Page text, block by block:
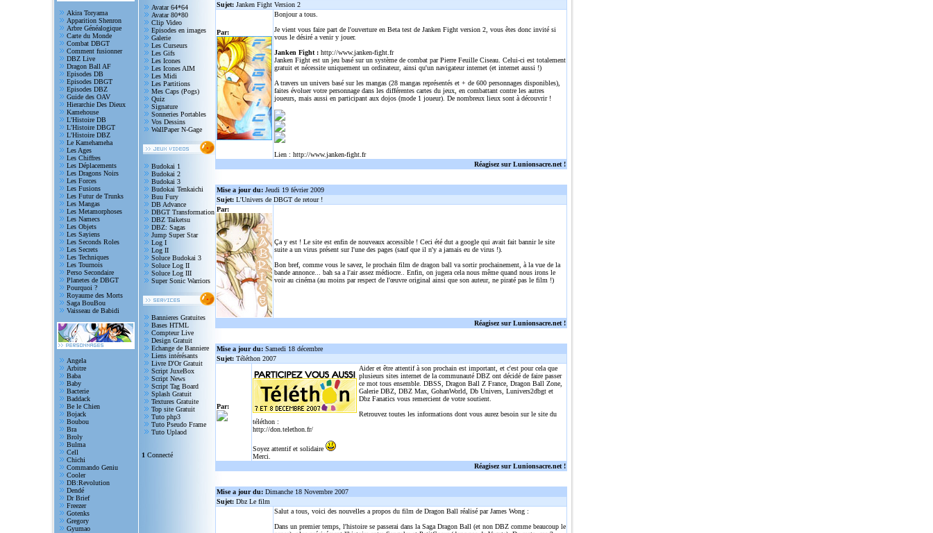
Akira Toryama
Apparition Shenron
Arbre Généalogique
Carte du Monde
Combat DBGT
Comment fusionner
DBZ Live
Dragon Ball AF
Episodes DB
Episodes DBGT
Episodes DBZ
Guide des OAV
Hierarchie Des Dieux
Kamehouse
L'Histoire DB
L'Histoire DBGT
L'Histoire DBZ
Le Kamehameha
Les Ages
Les Chiffres
Les Déplacements
Les Dragons Noirs
Les Forces
Les Fusions
Les Futur de Trunks
Les Mangas
Les Metamorphoses
Les Namecs
Les Objets
Les Sayiens
Les Seconds Roles
Les Secrets
Les Techniques
Les Tournois
Perso Secondaire
Planetes de DBGT
Pourquoi ?
Royaume des Morts
Saga BouBou
Vaisseau de Babidi
Angela
Arbitre
Baba
Baby
Bacterie
Baddack
Be le Chien
Bojack
Boubou
Bra
Broly
Bulma
Cell
Chichi
Commando Geniu
Cooler
DB:Revolution
Dendé
Dr Brief
Freezer
Gotenks
Gregory
Gyumao
Avatar 64*64
Avatar 80*80
Clip Video
Episodes en images
Galerie
Les Curseurs
Les Gifs
Les Icones
Les Icones AIM
Les Midi
Les Partitions
Mes Caps (Pogs)
Quiz
Signature
Sonneries Portables
Vos Dessins
WallPaper N-Gage
Budokai 1
Budokai 2
Budokai 3
Budokai Tenkaichi
Buu Fury
DB Advance
DBGT Transformation
DBZ Taiketsu
DBZ: Sagas
Jump Super Star
Log I
Log II
Soluce Budokai 3
Soluce Log II
Soluce Log III
Super Sonic Warriors
Bannieres Gratuites
Bases HTML
Compteur Live
Design Gratuit
Echange de Banniere
Liens intérésants
Livre D'Or Gratuit
Script JuxeBox
Script News
Script Tag Board
Splash Gratuit
Textures Gratuite
Top site Gratuit
Tuto php3
Tuto Pseudo Frame
Tuto Uplaod
1 Connecté
Sujet: Janken Fight Version 2
Par:
Bonjour a tous.
Je vient vous faire part de l'ouverture en Beta test de Janken Fight version 2, vous êtes donc invité si
vous le désiré a venir y jouer.
Janken Fight : http://www.janken-fight.fr
Janken Fight est un jeu basé sur un système de combat par Pierre Feuille Ciseau. Celui-ci est totalement
gratuit et nécessite uniquement un ordinateur, ainsi qu'un navigateur internet (et internet aussi !)
A travers un univers basé sur les mangas (28 mangas représentés et + de 600 personnages disponibles),
faites évoluer votre personnage dans les différentes cartes du jeux, en combattant contre les autres
joueurs, mais aussi en participant aux dojos (mode 1 joueur). De nombreux lieux sont à découvrir !
Lien : http://www.janken-fight.fr
Réagisez sur Lunionsacre.net !
Mise a jour du: Jeudi 19 février 2009
Sujet: L'Univers de DBGT de retour !
Par:
Ça y est ! Le site est enfin de nouveaux accessible ! Ceci été dut a google qui avait fait bannir le site
suite a un virus présent sur l'une des pages (sauf que il n'y a jamais eu de virus !).
Bon bref, comme vous le savez, le prochain film de dragon ball va sortir prochainement, à la vue de la
bande annonce... bah sa a l'air assez médiocre.. Enfin, on jugera cela nous même quand nous irons le
voir au cinéma (au moins par respect de l'œuvre original ainsi que son auteur, ne piraté pas le film !)
Réagisez sur Lunionsacre.net !
Mise a jour du: Samedi 18 décembre
Sujet: Téléthon 2007
Par:
Aider et être attentif à son prochain est important, et c'est pour cela que
plusieurs sites internet de la communauté DBZ ont décidé de faire passer
ce mot tous ensemble. DBSS, Dragon Ball Z France, Dragon Ball Zone,
Galerie DBZ, DBZ Max, GohanWorld, Db Univers, Lunivers2dbgt et
Dbz Fanatics vous remercient de votre soutient.
Retrouvez toutes les informations dont vous aurez besoin sur le site du
téléthon :
http://don.telethon.fr/
Soyez attentif et solidaire
Merci.
Réagisez sur Lunionsacre.net !
Mise a jour du: Dimanche 18 Novembre 2007
Sujet: Dbz Le film
Salut a tous, voici des nouvelles a propos du film de Dragon Ball réalisé par James Wong :
Dans un premier temps, l'histoire se passerai dans la Saga Dragon Ball (et non DBZ comme beaucoup le